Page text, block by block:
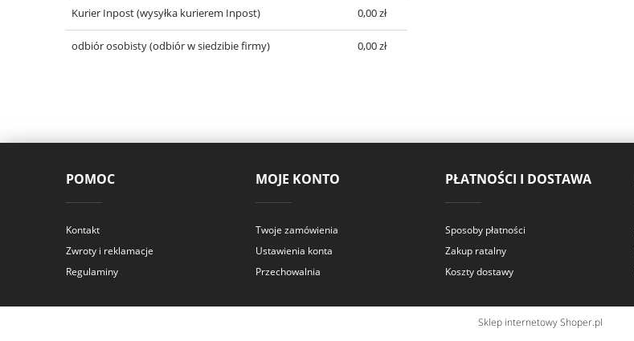
Kurier Inpost(wysyłka kurierem Inpost) 0,00 zł
odbiór osobisty(odbiór w siedzibie firmy) 0,00 zł
POMOC
Kontakt
Zwroty i reklamacje
Regulaminy
MOJE KONTO
Twoje zamówienia
Ustawienia konta
Przechowalnia
PŁATNOŚCI I DOSTAWA
Sposoby płatności
Zakup ratalny
Koszty dostawy
Sklep internetowy Shoper.pl